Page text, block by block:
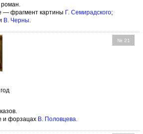
роман.
— фрагмент картины Г. Семирадского;
В. Черны.
№ 21
и форзацах В. Половцева.